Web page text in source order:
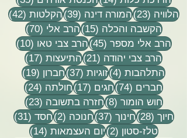
הלוויה (23) 23 פוסטים
המורה דינה (39) 39 פוסטים
הקלטות (42)
42
הקשבה והכלה (15) 15 פוסטים
הרב אלי (70)
70 פוסטים
הרב אלי מספר (45) 45 פוסטים
הרב צבי טאו (10)
10 פוסטים
הרב צבי יהודה (21) 21 פוסטים
התיעצות (17)
17 פוסטים
התלהבות (4) 4 פוסטיםזוגיות (37) 37 פוסטים
חברון (19)
19 פוסטים
חברים (74) 74 פוסטים
חגים (17) 17 פוסטים
חולתה (24)
24 פוסטים
חוש הומור (8) 8 פוסטיםחזרה בתשובה (23)
23 פוסטים
חיוך (28) 28 פוסטים
חינוך (37) 37 פוסטים
חנוכה (2) 2 פוסטיםחסד (31)
31 פוסטים
טלז-סטון (2) 2 פוסטיםיום העצמאות (14)
14 פוסטים